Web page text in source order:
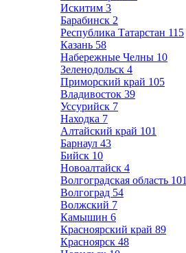
Искитим 3
Барабинск 2
Республика Татарстан 115
Казань 58
Набережные Челны 10
Зеленодольск 4
Приморский край 105
Владивосток 39
Уссурийск 7
Находка 7
Алтайский край 101
Барнаул 43
Бийск 10
Новоалтайск 4
Волгоградская область 101
Волгоград 54
Волжский 7
Камышин 6
Красноярский край 89
Красноярск 48